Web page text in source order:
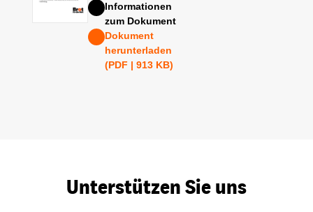
Informationen
zum Dokument
Dokument
herunterladen
(PDF | 913 KB)
Unterstützen Sie uns